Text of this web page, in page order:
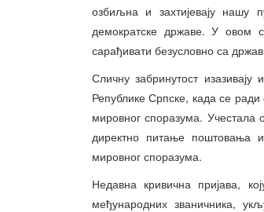
озбиљна и захтијевају нашу
демократске државе. У овом
сарађивати безусловно са
Сличну забринутост
Републике Српске, када се
мировног споразума. Учестала
директно питање поштовања и
мировног споразума.
Недавна кривична пријава,
међународних званичника,